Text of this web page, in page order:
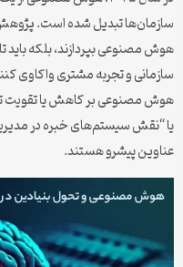
سازمان‌ها تبدیل شده است.
هوش مصنوعی بپردازند، بلکه باید
سازمانی و تجربه مشتری واکاوی
هوش مصنوعی بر کاهش یا تقویت
یا “نقش سیستم‌های خبره در
عناوین پیشرو هستند.